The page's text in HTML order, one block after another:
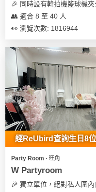
色
蛋
糕
花
束
及
花
藝
禮
品
訂
朋
友
聚
會
慶
祝
生
日
拍
拖
業/
公
司
略
活
動
攻
略
員
會
員
需
知
社
交
軟
時
🎉 同時設有韓拍機籃球機夾
👥 適合 8 至 40 人
👀 瀏覽次數: 1816944
經ReUbird查詢生日8
Party Room ∙ 旺角
W Partyroom
🎉 獨立單位，絕對私人圍